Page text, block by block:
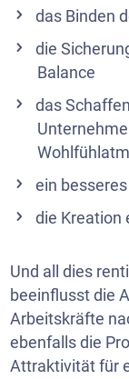
das Binden
die
Balance
das
ein
die Kreation
Und all dies
beeinflusst die
Arbeitskräfte
ebenfalls die
Attraktivität für